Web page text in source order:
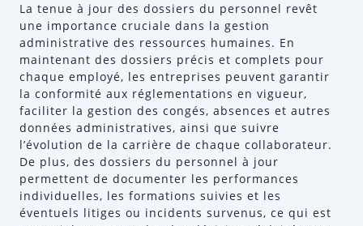
La tenue à jour des dossiers du personnel revêt
une importance cruciale dans la gestion
administrative des ressources humaines. En
maintenant des dossiers précis et complets pour
chaque employé, les entreprises peuvent garantir
la conformité aux réglementations en vigueur,
faciliter la gestion des congés, absences et autres
données administratives, ainsi que suivre
l’évolution de la carrière de chaque collaborateur.
De plus, des dossiers du personnel à jour
permettent de documenter les performances
individuelles, les formations suivies et les
éventuels litiges ou incidents survenus, ce qui est